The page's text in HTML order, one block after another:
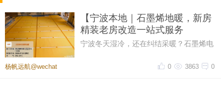
【宁波本地｜石墨烯地暖，新房
精装老房改造一站式服务
宁波冬天湿冷，还在纠结采暖？石墨烯电
一套舒服的冬季取暖方案。🔥
杨帆远航@wechat 0
3863
0